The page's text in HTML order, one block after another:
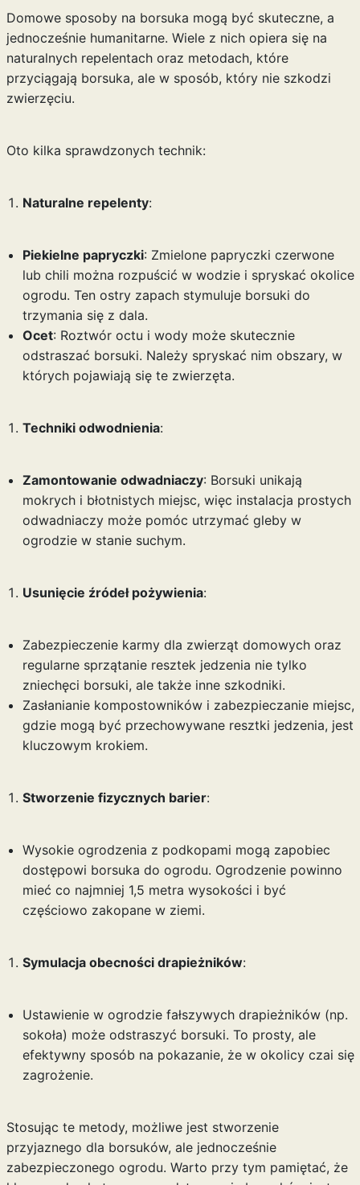
Domowe sposoby na borsuka mogą być skuteczne, a
jednocześnie humanitarne. Wiele z nich opiera się na
naturalnych repelentach oraz metodach, które
przyciągają borsuka, ale w sposób, który nie szkodzi
zwierzęciu.
Oto kilka sprawdzonych technik:
Naturalne repelenty:
Piekielne papryczki: Zmielone papryczki czerwone
lub chili można rozpuścić w wodzie i spryskać okolice
ogrodu. Ten ostry zapach stymuluje borsuki do
trzymania się z dala.
Ocet: Roztwór octu i wody może skutecznie
odstraszać borsuki. Należy spryskać nim obszary, w
których pojawiają się te zwierzęta.
Techniki odwodnienia:
Zamontowanie odwadniaczy: Borsuki unikają
mokrych i błotnistych miejsc, więc instalacja prostych
odwadniaczy może pomóc utrzymać gleby w
ogrodzie w stanie suchym.
Usunięcie źródeł pożywienia:
Zabezpieczenie karmy dla zwierząt domowych oraz
regularne sprzątanie resztek jedzenia nie tylko
zniechęci borsuki, ale także inne szkodniki.
Zasłanianie kompostowników i zabezpieczanie miejsc,
gdzie mogą być przechowywane resztki jedzenia, jest
kluczowym krokiem.
Stworzenie fizycznych barier:
Wysokie ogrodzenia z podkopami mogą zapobiec
dostępowi borsuka do ogrodu. Ogrodzenie powinno
mieć co najmniej 1,5 metra wysokości i być
częściowo zakopane w ziemi.
Symulacja obecności drapieżników:
Ustawienie w ogrodzie fałszywych drapieżników (np.
sokoła) może odstraszyć borsuki. To prosty, ale
efektywny sposób na pokazanie, że w okolicy czai się
zagrożenie.
Stosując te metody, możliwe jest stworzenie
przyjaznego dla borsuków, ale jednocześnie
zabezpieczonego ogrodu. Warto przy tym pamiętać, że